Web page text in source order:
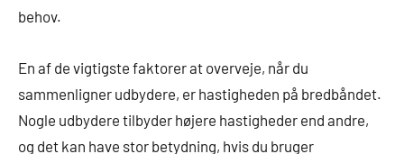
behov.
En af de vigtigste faktorer at overveje, når du
sammenligner udbydere, er hastigheden på bredbåndet.
Nogle udbydere tilbyder højere hastigheder end andre,
og det kan have stor betydning, hvis du bruger